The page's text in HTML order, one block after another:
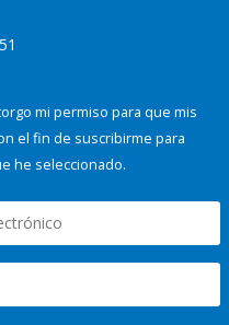
mi permiso para que mis
el fin de suscribirme para
he seleccionado.